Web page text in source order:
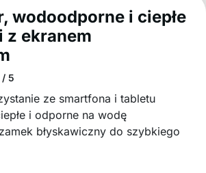
wodoodporne i ciepłe
z ekranem
5
ze smartfona i tabletu
i odporne na wodę
błyskawiczny do szybkiego
dłoni 19-20 cm, rozmiar 2 =